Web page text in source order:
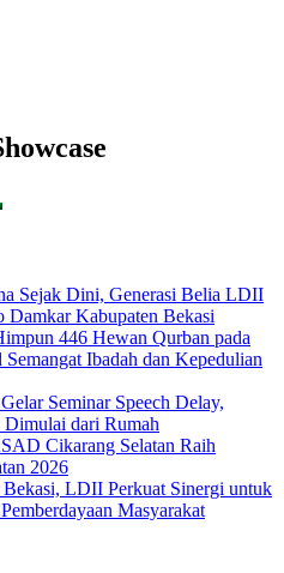
Sejak Dini, Generasi Belia LDII
Damkar Kabupaten Bekasi
446 Hewan Qurban pada
Ibadah dan Kepedulian
Seminar Speech Delay,
Dimulai dari Rumah
Cikarang Selatan Raih
2026
Bekasi, LDII Perkuat Sinergi untuk
Masyarakat